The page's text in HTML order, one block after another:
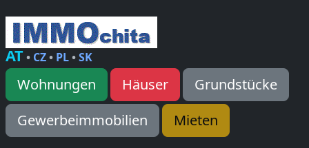
AT• CZ• PL•SK
Wohnungen Häuser
Grundstücke
Gewerbeimmobilien
Mieten